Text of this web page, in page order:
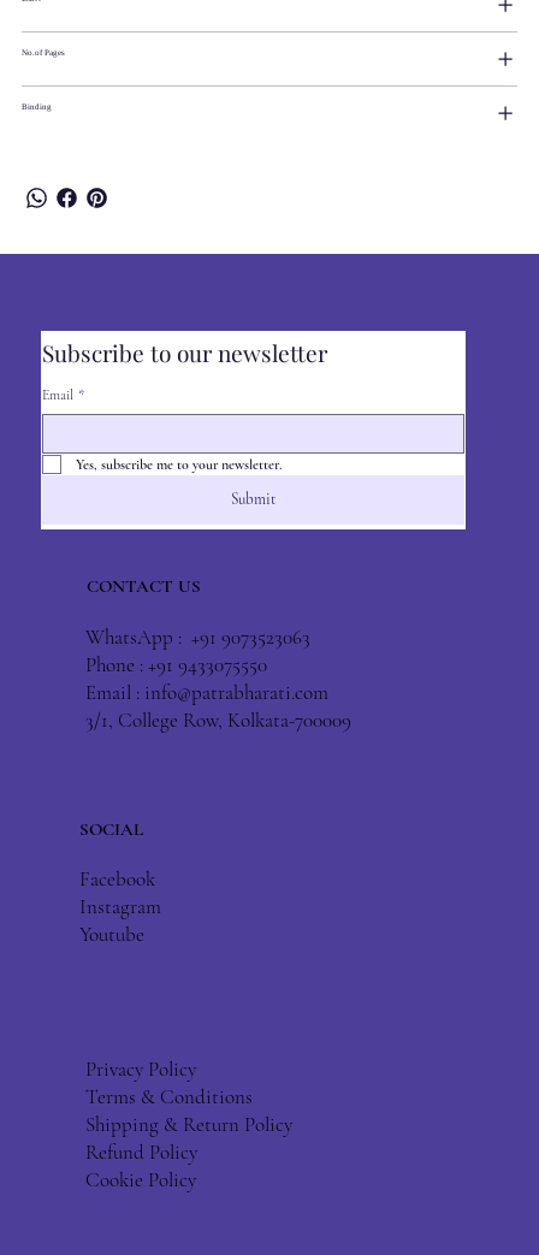
No.of Pages
Binding
Subscribe to our newsletter
Email *
Yes, subscribe me to your newsletter.
Submit
CONTACT US
WhatsApp : +91 9073523063
Phone : +91 9433075550
Email : info@patrabharati.com
3/1, College Row, Kolkata-700009
SOCIAL
Facebook
Instagram
Youtube
Privacy Policy
Terms & Conditions
Shipping & Return Policy
Refund Policy
Cookie Policy